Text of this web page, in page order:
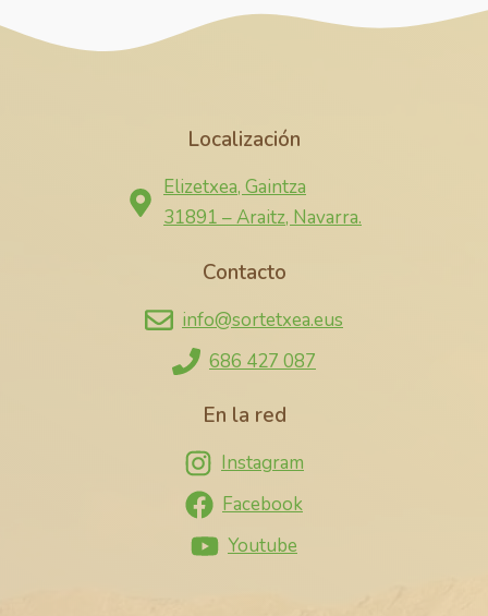
Localización
Elizetxea, Gaintza
31891 – Araitz, Navarra.
Contacto
info@sortetxea.eus
686 427 087
En la red
Instagram
Facebook
Youtube